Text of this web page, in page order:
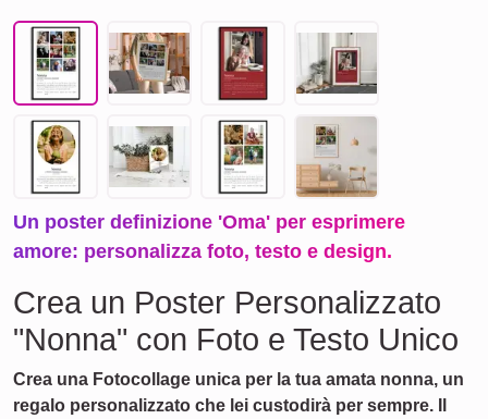
Un poster definizione 'Oma' per esprimere
amore: personalizza foto, testo e design.
Crea un Poster Personalizzato
"Nonna" con Foto e Testo Unico
Crea una Fotocollage unica per la tua amata nonna, un
regalo personalizzato che lei custodirà per sempre. Il